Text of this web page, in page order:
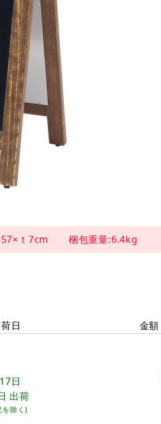
ｔ7cm 梱包重量:6.4kg
日 金額
日
出荷
を除く)